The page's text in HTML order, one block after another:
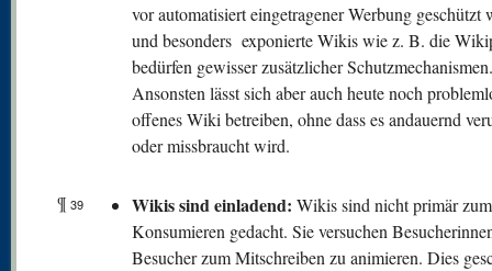
vor automatisiert eingetragener Werbung geschützt
und besonders exponierte Wikis wie z. B. die
bedürfen gewisser zusätzlicher Schutzmechanismen.
Ansonsten lässt sich aber auch heute noch
offenes Wiki betreiben, ohne dass es andauernd
oder missbraucht wird.
¶ 39 Wikis sind einladend: Wikis sind nicht primär
Konsumieren gedacht. Sie versuchen
Besucher zum Mitschreiben zu animieren. Dies